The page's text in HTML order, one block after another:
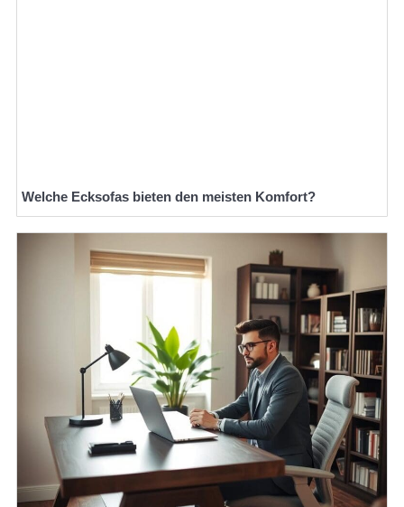
Welche Ecksofas bieten den meisten Komfort?